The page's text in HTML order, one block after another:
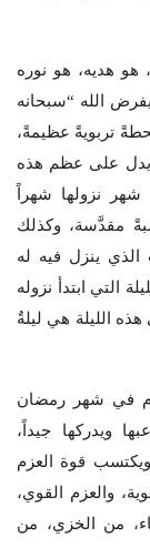
هو هديه، هو نوره
الله “سبحانه
تربويةً عظيمةً،
يدل على عظم هذه
شهر نزولها شهراً
مقدَّسة، وكذلك
ينزل فيه له
التي ابتدأ نزوله
الليلة هي ليلةٌ
في شهر رمضان
ويدركها جيداً،
قوة العزم
والعزم القوي،
من الخزي، من